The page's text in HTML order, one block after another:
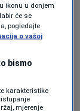
ali
li u
igru
ikonu u donjem
će se
pogledajte
o vašoj
bismo
karakteristike
mjerenje